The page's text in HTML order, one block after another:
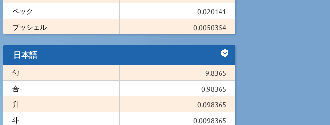
ペック
0.020141
ブッシェル
0.0050354
日本語
勺
9.8365
合
0.98365
升
0.098365
斗
0.0098365